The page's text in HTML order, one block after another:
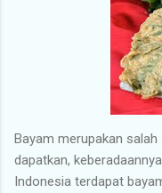
Bayam merupakan
dapatkan,
Indonesia terdapat